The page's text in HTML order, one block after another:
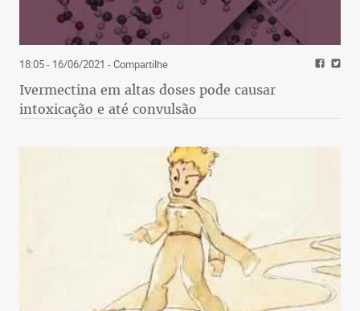
18:05 - 16/06/2021 - Compartilhe
Ivermectina em altas doses pode causar
intoxicação e até convulsão